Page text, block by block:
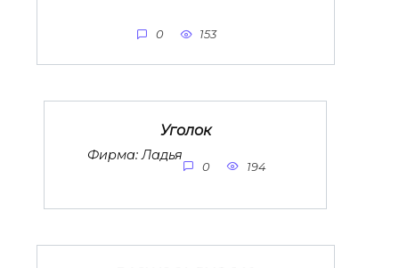
0 153
Уголок
Фирма: Ладья
0 194